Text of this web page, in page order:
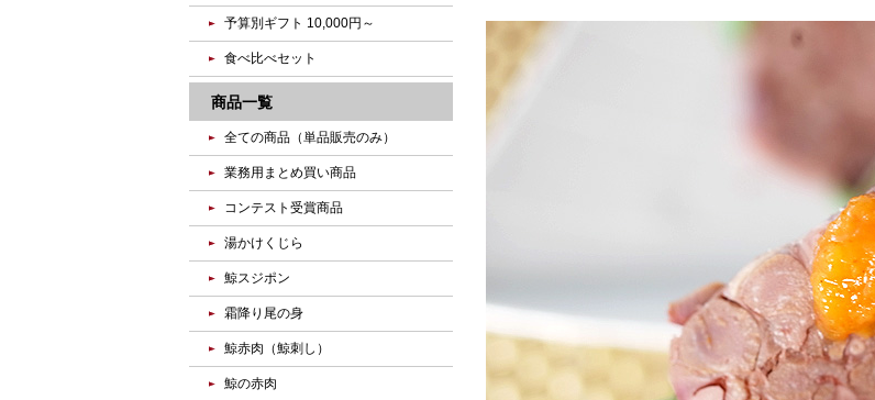
予算別ギフト 10,000円～
食べ比べセット
商品一覧
全ての商品（単品販売のみ）
業務用まとめ買い商品
コンテスト受賞商品
湯かけくじら
鯨スジポン
霜降り尾の身
鯨赤肉（鯨刺し）
鯨の赤肉